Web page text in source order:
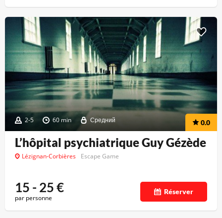
2-5 60 min Средний 0.0
L’hôpital psychiatrique Guy Gézède
Lézignan-Corbières Escape Game
15 - 25€
par personne
Réserver